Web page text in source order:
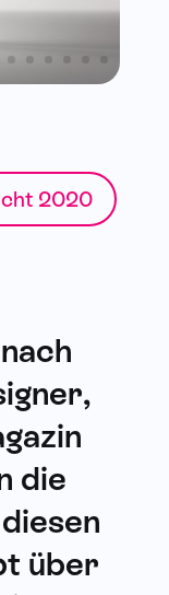
2020
die
über